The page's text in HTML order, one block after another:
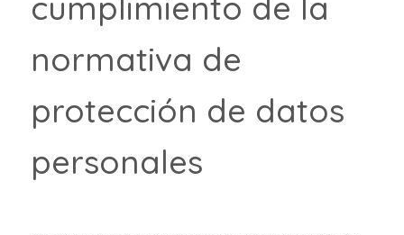
normativa de
protección de datos
personales